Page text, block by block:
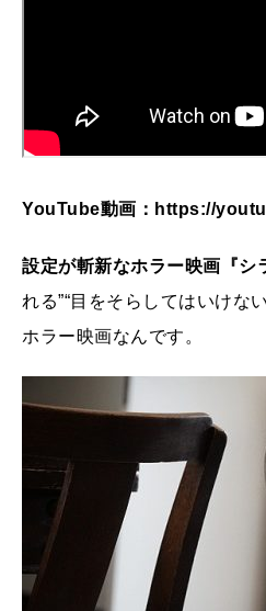
YouTube動画：https://
設定が斬新なホラー映画『シ
れる”“目をそらしてはいけな
ホラー映画なんです。